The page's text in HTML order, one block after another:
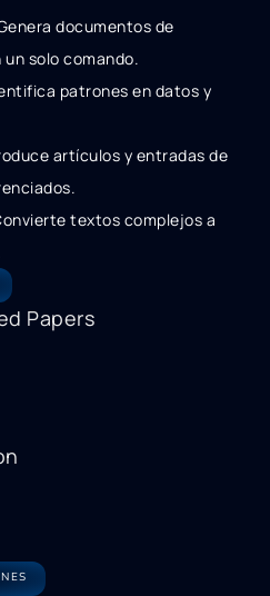
documentos de
solo comando.
patrones en datos y
artículos y entradas de
textos complejos a
Papers